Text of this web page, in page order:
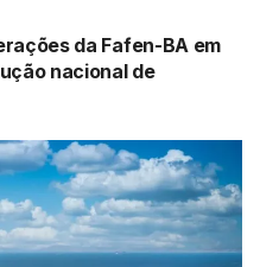
da Fafen-BA em
nacional de